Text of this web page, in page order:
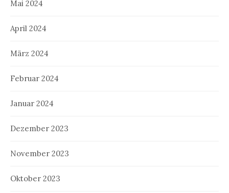
Mai 2024
April 2024
März 2024
Februar 2024
Januar 2024
Dezember 2023
November 2023
Oktober 2023